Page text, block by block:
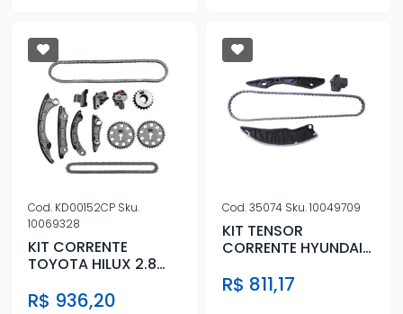
Cod. KD00152CP Sku.
10069328
KIT CORRENTE
TOYOTA HILUX 2.8
R$ 936,20
Cod.35074 Sku.10049709
KIT TENSOR
CORRENTE HYUNDAI
R$ 811,17